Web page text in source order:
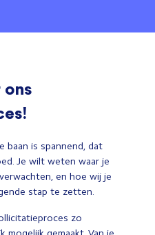
baan is spannend, dat
Je wilt weten waar je
en hoe wij je
stap te zetten.
zo